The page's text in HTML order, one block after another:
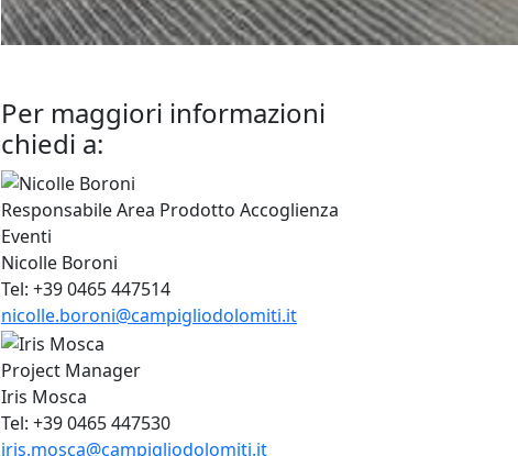
Per maggiori informazioni
chiedi a:
Responsabile Area Prodotto Accoglienza
Eventi
Nicolle Boroni
Tel: +39 0465 447514
nicolle.boroni@campigliodolomiti.it
Project Manager
Iris Mosca
Tel: +39 0465 447530
iris.mosca@campigliodolomiti.it